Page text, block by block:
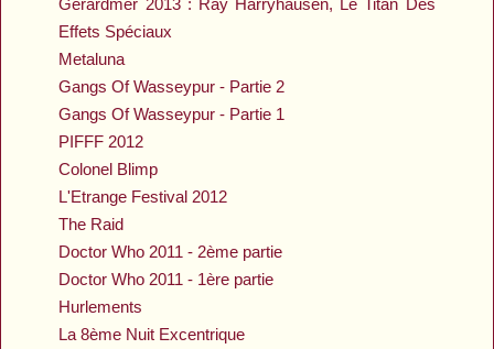
Effets Spéciaux
Metaluna
Gangs Of Wasseypur - Partie 2
Gangs Of Wasseypur - Partie 1
PIFFF 2012
Colonel Blimp
L'Etrange Festival 2012
The Raid
Doctor Who 2011 - 2ème partie
Doctor Who 2011 - 1ère partie
Hurlements
La 8ème Nuit Excentrique